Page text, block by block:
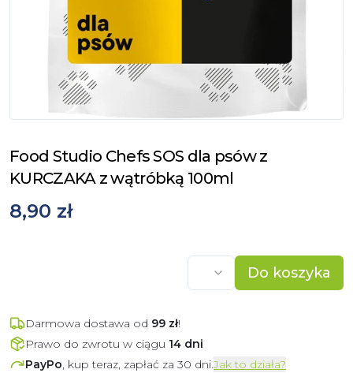
Food Studio Chefs SOS dla psów z
KURCZAKA z wątróbką 100ml
8,90 zł
Do koszyka
Darmowa dostawa od 99 zł!
Prawo do zwrotu w ciągu 14 dni
PayPo, kup teraz, zapłać za 30 dni.Jak to działa?